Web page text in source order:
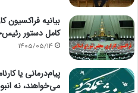
بیانیه
کامل دستور
1405/05/14
پیام‌درمانی یا
می‌خواهند، نه